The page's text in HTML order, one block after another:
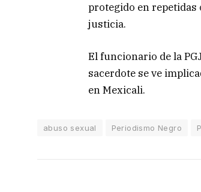
protegido en repetidas
justicia.
El funcionario de la
sacerdote se ve
en Mexicali.
abuso sexual Periodismo Negro